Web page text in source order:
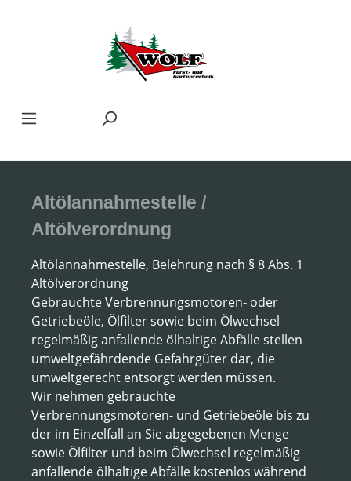
Altölannahmestelle /
Altölverordnung
Altölannahmestelle, Belehrung nach § 8 Abs. 1
Altölverordnung
Gebrauchte Verbrennungsmotoren- oder
Getriebeöle, Ölfilter sowie beim Ölwechsel
regelmäßig anfallende ölhaltige Abfälle stellen
umweltgefährdende Gefahrgüter dar, die
umweltgerecht entsorgt werden müssen.
Wir nehmen gebrauchte
Verbrennungsmotoren- und Getriebeöle bis zu
der im Einzelfall an Sie abgegebenen Menge
sowie Ölfilter und beim Ölwechsel regelmäßig
anfallende ölhaltige Abfälle kostenlos während